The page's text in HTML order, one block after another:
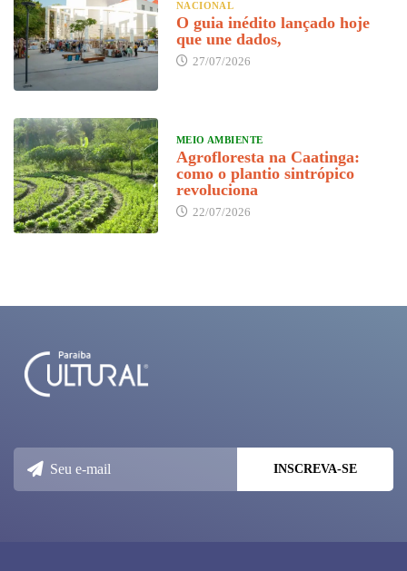
NACIONAL
O guia inédito lançado hoje
que une dados,
27/07/2026
MEIO AMBIENTE
Agrofloresta na Caatinga:
como o plantio sintrópico
revoluciona
22/07/2026